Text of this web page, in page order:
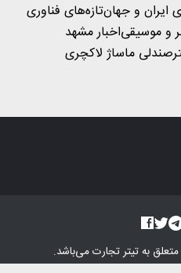
ایران و جهانتازه‌های فناوری
و موسیقیاخبار مشهد
صندلی ماساژ لاکچری
بهتیتر تجارتمی‌باشد.